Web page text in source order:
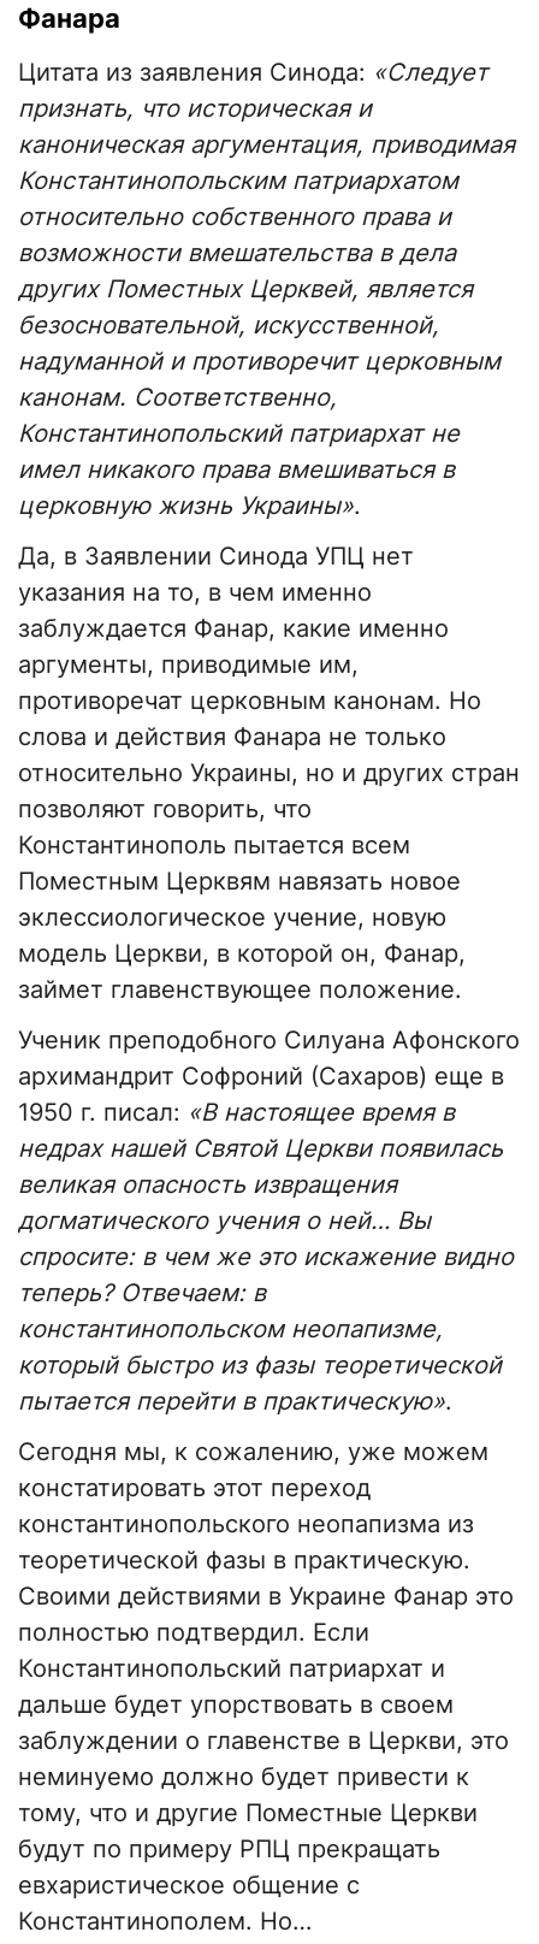
Фанара
Цитата из заявления Синода: «Следует
признать, что историческая и
каноническая аргументация, приводимая
Константинопольским патриархатом
относительно собственного права и
возможности вмешательства в дела
других Поместных Церквей, является
безосновательной, искусственной,
надуманной и противоречит церковным
канонам. Соответственно,
Константинопольский патриархат не
имел никакого права вмешиваться в
церковную жизнь Украины».
Да, в Заявлении Синода УПЦ нет
указания на то, в чем именно
заблуждается Фанар, какие именно
аргументы, приводимые им,
противоречат церковным канонам. Но
слова и действия Фанара не только
относительно Украины, но и других стран
позволяют говорить, что
Константинополь пытается всем
Поместным Церквям навязать новое
эклессиологическое учение, новую
модель Церкви, в которой он, Фанар,
займет главенствующее положение.
Ученик преподобного Силуана Афонского
архимандрит Софроний (Сахаров) еще в
1950 г. писал: «В настоящее время в
недрах нашей Святой Церкви появилась
великая опасность извращения
догматического учения о ней… Вы
спросите: в чем же это искажение видно
теперь? Отвечаем: в
константинопольском неопапизме,
который быстро из фазы теоретической
пытается перейти в практическую».
Сегодня мы, к сожалению, уже можем
констатировать этот переход
константинопольского неопапизма из
теоретической фазы в практическую.
Своими действиями в Украине Фанар это
полностью подтвердил. Если
Константинопольский патриархат и
дальше будет упорствовать в своем
заблуждении о главенстве в Церкви, это
неминуемо должно будет привести к
тому, что и другие Поместные Церкви
будут по примеру РПЦ прекращать
евхаристическое общение с
Константинополем. Но…